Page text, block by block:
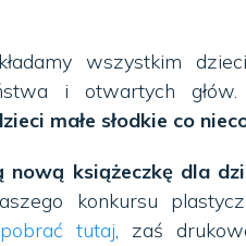
wszystkim
i otwartych
małe słodkie co
nową książeczkę dla
konkursu
tutaj, zaś